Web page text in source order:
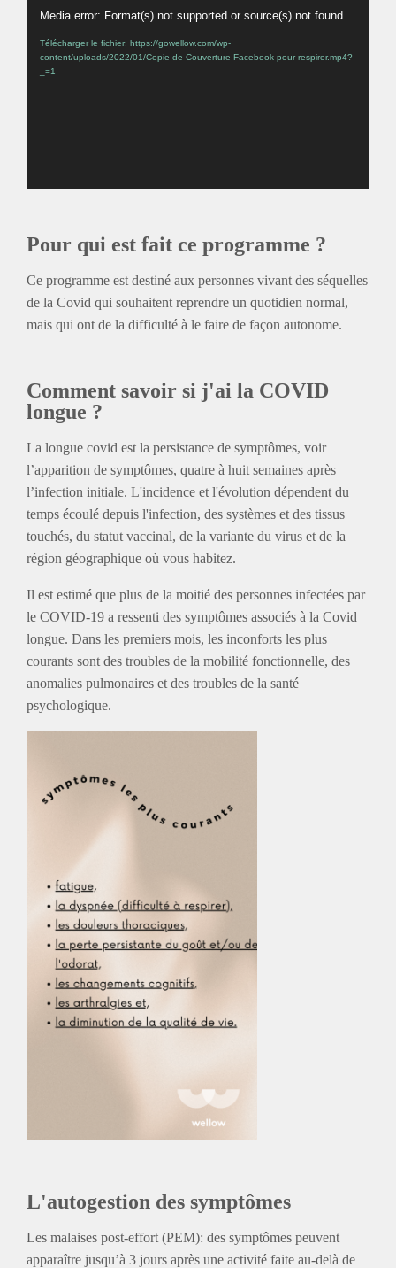
Media error: Format(s) not supported or source(s) not found
Télécharger le fichier: https://gowellow.com/wp-
content/uploads/2022/01/Copie-de-Couverture-Facebook-pour-respirer.mp4?
_=1
Pour qui est fait ce programme ?
Ce programme est destiné aux personnes vivant des séquelles
de la Covid qui souhaitent reprendre un quotidien normal,
mais qui ont de la difficulté à le faire de façon autonome.
Comment savoir si j'ai la COVID
longue ?
La longue covid est la persistance de symptômes, voir
l’apparition de symptômes, quatre à huit semaines après
l’infection initiale. L'incidence et l'évolution dépendent du
temps écoulé depuis l'infection, des systèmes et des tissus
touchés, du statut vaccinal, de la variante du virus et de la
région géographique où vous habitez.
Il est estimé que plus de la moitié des personnes infectées par
le COVID-19 a ressenti des symptômes associés à la Covid
longue. Dans les premiers mois, les inconforts les plus
courants sont des troubles de la mobilité fonctionnelle, des
anomalies pulmonaires et des troubles de la santé
psychologique.
L'autogestion des symptômes
Les malaises post-effort (PEM): des symptômes peuvent
apparaître jusqu’à 3 jours après une activité faite au-delà de